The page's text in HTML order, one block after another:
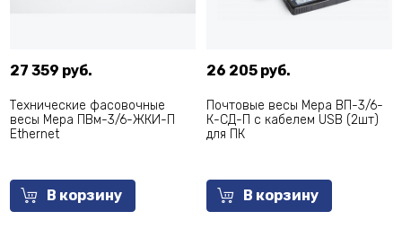
27 359 руб.
Технические фасовочные
весы Мера ПВм-3/6-ЖКИ-П
Ethernet
В корзину
26 205 руб.
Почтовые весы Мера ВП-3/6-
К-СД-П с кабелем USB (2шт)
для ПК
В корзину